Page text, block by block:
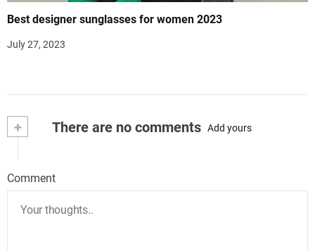
Best designer sunglasses for women 2023
July 27, 2023
+ There are no comments Add yours
Comment